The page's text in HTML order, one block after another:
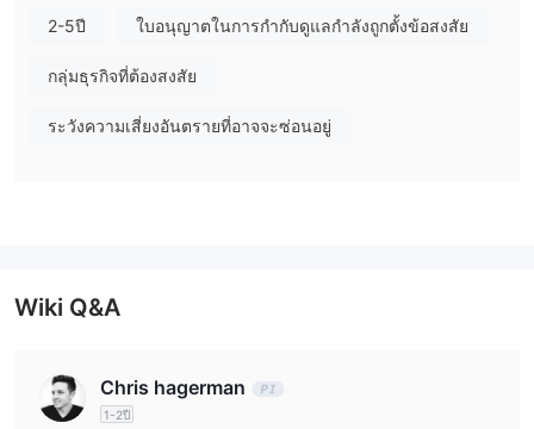
InstaForex India ได้รับใบอนุญาต (SIBA/L/14/1082) จาก BVI FSC
อย่างไรก็ตาม สถานะการกำกับดูแลของมันคือ "สงสัยว่าเป็นกลอน" ซึ่ง
ฉันสามารถซื้อขายอะไรบน InstaForex India ได้บ้าง?
ประเภทบัญชี
มาตรฐาน บัญชี Eurica ฯลฯ นอกจากนี้ยังมีบัญชีไม่มีสว็อป (บัญชี
อิสลาม) บัญชีแยกแยะ ฯลฯ สำหรับนักเทรดที่มีความต้องการพิเศษ
2-5ปี ใบอนุญาตในการกำกับดูแลกำลังถูกตั้งข้อสงสัย
กลุ่มธุรกิจที่ต้องสงสัย
ระวังความเสี่ยงอันตรายที่อาจจะซ่อนอยู่
Wiki Q&A
Chris hagerman
1-2ปี